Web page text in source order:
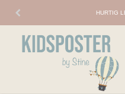
HURTIG